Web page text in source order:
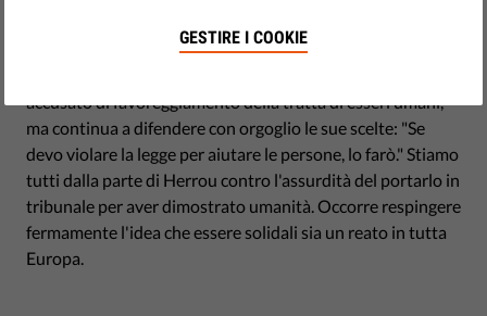
ad attraversarlo. Il suo nome è Cedric Herrou, è un
accusato di favoreggiamento della tratta di esseri umani,
ma continua a difendere con orgoglio le sue scelte: "Se
devo violare la legge per aiutare le persone, lo farò." Stiamo
tutti dalla parte di Herrou contro l'assurdità del portarlo in
tribunale per aver dimostrato umanità. Occorre respingere
fermamente l'idea che essere solidali sia un reato in tutta
Europa.
GESTIRE I COOKIE